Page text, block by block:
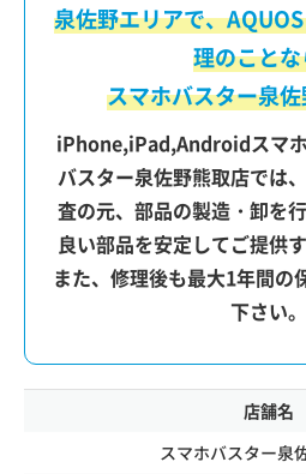
泉佐野エリアで、
理のこと
スマホバスター泉
iPhone,iPad,Androidスマ
バスター泉佐野熊取店では
査の元、部品の製造・卸を
良い部品を安定してご提供
また、修理後も最大1年間の
下さい。
店舗名
スマホバスター泉